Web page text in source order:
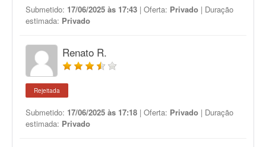
Submetido: 17/06/2025 às 17:43 | Oferta: Privado | Duração
estimada: Privado
Renato R.
Rejeitada
Submetido: 17/06/2025 às 17:18 | Oferta: Privado | Duração
estimada: Privado